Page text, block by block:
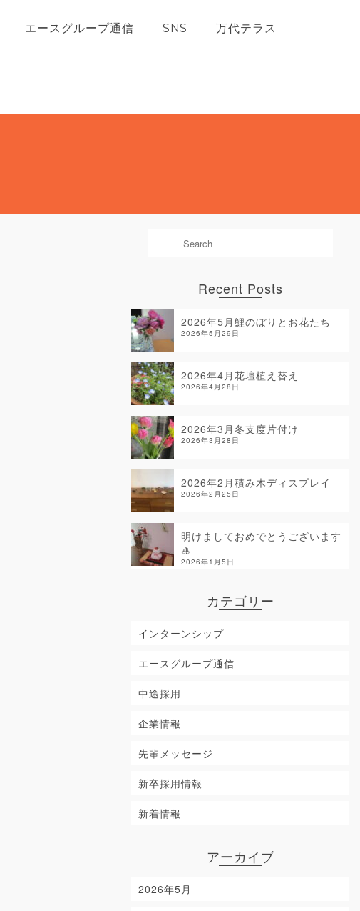
エースグループ通信 SNS 万代テラス
Recent Posts
2026年5月鯉のぼりとお花たち
2026年5月29日
2026年4月花壇植え替え
2026年4月28日
2026年3月冬支度片付け
2026年3月28日
2026年2月積み木ディスプレイ
2026年2月25日
明けましておめでとうございます
🎍
2026年1月5日
カテゴリー
インターンシップ
エースグループ通信
中途採用
企業情報
先輩メッセージ
新卒採用情報
新着情報
アーカイブ
2026年5月